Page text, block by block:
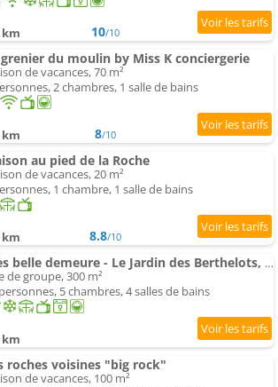
km 10/10
grenier du moulin by Miss K conciergerie
de vacances, 70 m²
2 chambres, 1 salle de bains
km 8/10
au pied de la Roche
de vacances, 20 m²
1 chambre, 1 salle de bains
km 8.8/10
Très belle demeure - Le Jardin des Berthelots, Solutré
de groupe, 300 m²
5 chambres, 4 salles de bains
km
roches voisines "big rock"
de vacances, 100 m²